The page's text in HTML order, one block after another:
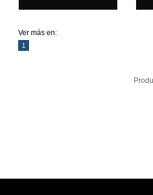
Ver más en:
1